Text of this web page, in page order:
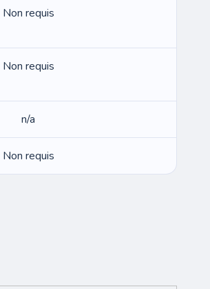
Non requis
Non requis
n/a
Non requis